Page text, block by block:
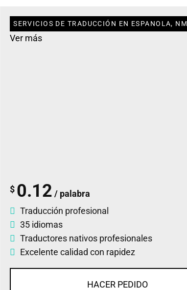
SERVICIOS DE TRADUCCIÓN EN ESPANOLA, NM
Ver más
$ 0.12 / palabra
Traducción profesional
35 idiomas
Traductores nativos profesionales
Excelente calidad con rapidez
HACER PEDIDO